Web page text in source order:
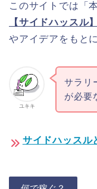
このサイトでは「
【サイドハッスル】
やアイデアをもと
ユキキ
サラリ
が必要
サイドハッスル